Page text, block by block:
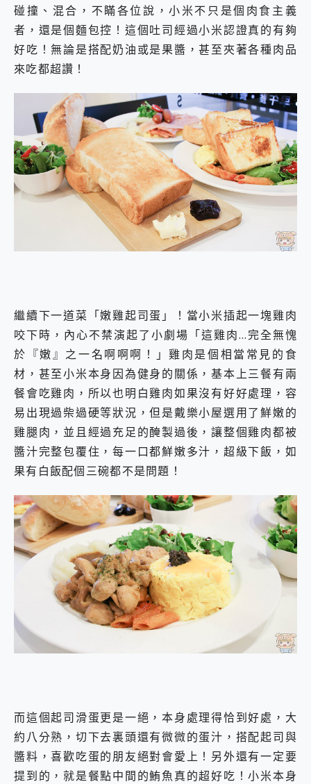
碰撞、混合，不瞞各位說，小米不只是個肉食主義
者，還是個麵包控！這個吐司經過小米認證真的有夠
好吃！無論是搭配奶油或是果醬，甚至夾著各種肉品
來吃都超讚！
繼續下一道菜「嫩雞起司蛋」！當小米插起一塊雞肉
咬下時，內心不禁演起了小劇場「這雞肉…完全無愧
於『嫩』之一名啊啊啊！」雞肉是個相當常見的食
材，甚至小米本身因為健身的關係，基本上三餐有兩
餐會吃雞肉，所以也明白雞肉如果沒有好好處理，容
易出現過柴過硬等狀況，但是戴樂小屋選用了鮮嫩的
雞腿肉，並且經過充足的醃製過後，讓整個雞肉都被
醬汁完整包覆住，每一口都鮮嫩多汁，超級下飯，如
果有白飯配個三碗都不是問題！
而這個起司滑蛋更是一絕，本身處理得恰到好處，大
約八分熟，切下去裏頭還有微微的蛋汁，搭配起司與
醬料，喜歡吃蛋的朋友絕對會愛上！另外還有一定要
提到的，就是餐點中間的鮪魚真的超好吃！小米本身